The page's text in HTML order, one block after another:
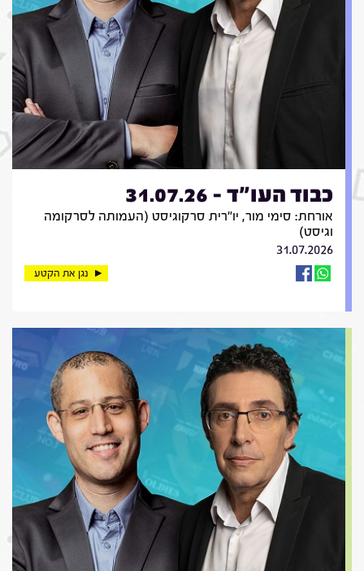
כבוד העו"ד - 31.07.26
אורחת: סימי מור, יו"רית סרקוגיסט (העמותה לסרקומה
וגיסט)
31.07.2026
נגן את הקטע